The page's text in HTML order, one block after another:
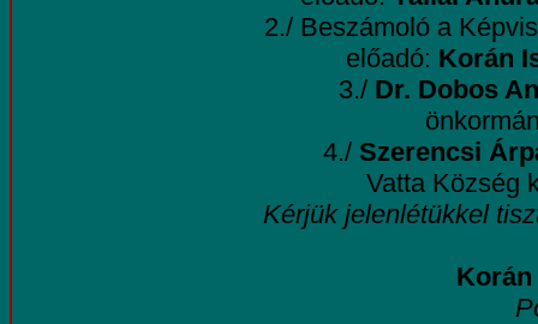
2./ Beszámoló a
előadó: Korán
3./ Dr. Dobos
4./ Szerencsi
Vatta Község
Kérjük jelenlétükkel